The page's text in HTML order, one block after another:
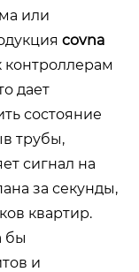
или
covna
контроллерам
дает
состояние
трубы,
сигнал на
за секунды,
квартир.
бы
и